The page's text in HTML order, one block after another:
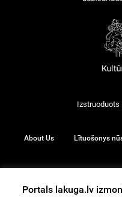
Izstruoduots
About Us Lītuošonys
Portals lakuga.lv